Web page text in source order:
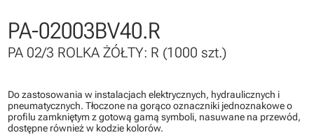
PA-02003BV40.R
PA 02/3 ROLKA ŻÓŁTY: R (1000 szt.)
Do zastosowania w instalacjach elektrycznych, hydraulicznych i
pneumatycznych. Tłoczone na gorąco oznaczniki jednoznakowe o
profilu zamkniętym z gotową gamą symboli, nasuwane na przewód,
dostępne również w kodzie kolorów.